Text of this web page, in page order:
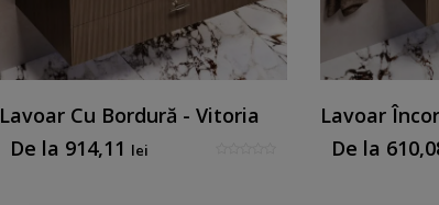
Lavoar Cu Bordură - Vitoria
De la 914,11 lei
Lavoar
De la